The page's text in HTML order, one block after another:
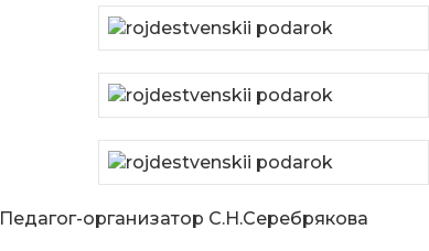
Педагог-организатор С.Н.Серебрякова